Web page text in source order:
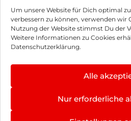
Um unsere Website für Dich optimal
verbessern zu können, verwenden wir
Nutzung der Website stimmst Du der
Weitere Informationen zu Cookies
Datenschutzerklärung.
Alle
Nur erforderliche
Impressum
Hinweis zur Batterieentsorgung